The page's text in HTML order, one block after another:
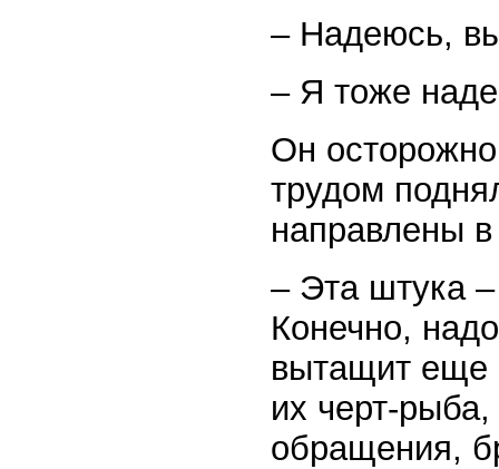
– Надеюсь,
– Я тоже
Он
трудом
направлены
– Эта штука
Конечно,
вытащит еще
их черт-
обращения,